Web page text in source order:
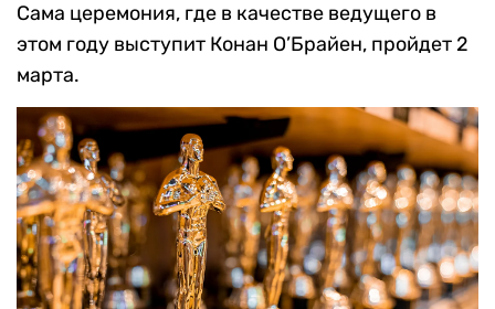
Сама церемония, где в качестве ведущего в
этом году выступит Конан О’Брайен, пройдет 2
марта.